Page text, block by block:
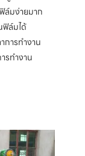
ล์มง่ายมาก
ฟิล์มได้
การทำงาน
รทำงาน